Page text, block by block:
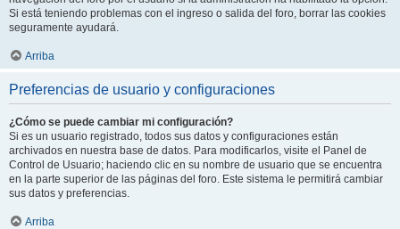
Si está teniendo problemas con el ingreso o salida del foro, borrar las cookies
seguramente ayudará.
Arriba
Preferencias de usuario y configuraciones
¿Cómo se puede cambiar mi configuración?
Si es un usuario registrado, todos sus datos y configuraciones están
archivados en nuestra base de datos. Para modificarlos, visite el Panel de
Control de Usuario; haciendo clic en su nombre de usuario que se encuentra
en la parte superior de las páginas del foro. Este sistema le permitirá cambiar
sus datos y preferencias.
Arriba